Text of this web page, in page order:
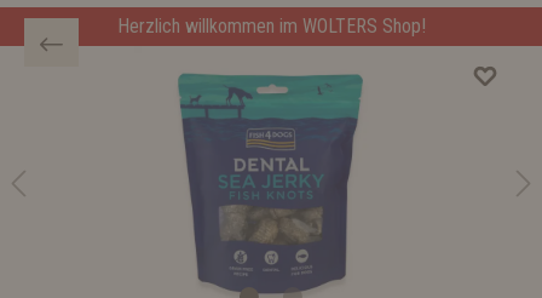
Herzlich willkommen im WOLTERS Shop!